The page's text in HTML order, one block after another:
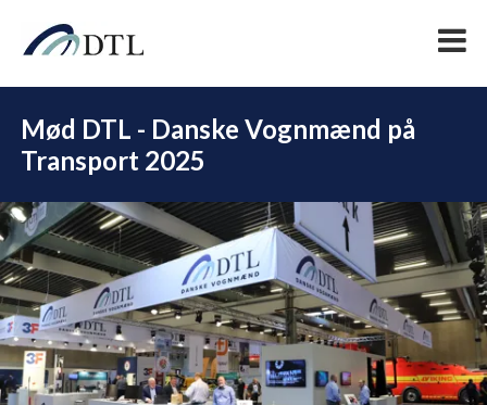
DEL
Mød DTL - Danske Vognmænd på
Transport 2025